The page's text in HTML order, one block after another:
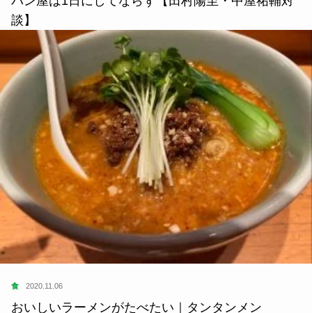
談】
食 2020.11.06
おいしいラーメンがたべたい｜タンタンメン